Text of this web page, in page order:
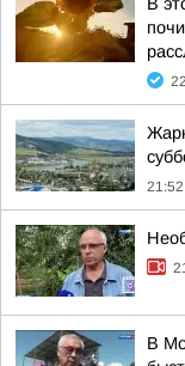
21:52
В